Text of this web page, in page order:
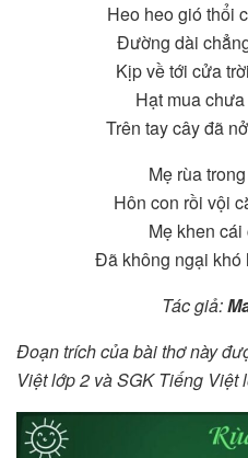
Heo heo gió thổi
Đường dài
Kịp về tới cửa
Hạt mua
Trên tay cây đã
Mẹ rùa
Hôn con rồi vội
Mẹ khen
Đã không ngại khó
Tác giả:
Đoạn trích của bài thơ này
Việt lớp 2 và SGK Tiếng Việt